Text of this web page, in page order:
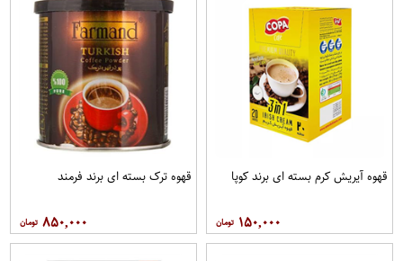
قهوه آيريش کرم بسته ای برند کوپا
۱۵۰,۰۰۰
قهوه ترک بسته ای برند فرمند
۸۵۰,۰۰۰